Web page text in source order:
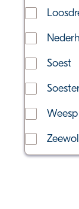
Soest
Weesp